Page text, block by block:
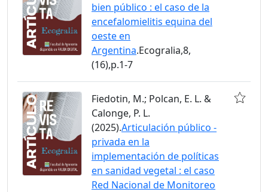
bien público : el caso de la
encefalomielitis equina del
oeste en
Argentina.Ecogralia,8,
(16),p.1-7
Fiedotin, M.; Polcan, E. L. &
Calonge, P. L.
(2025).Articulación público -
privada en la
implementación de políticas
en sanidad vegetal : el caso
Red Nacional de Monitoreo